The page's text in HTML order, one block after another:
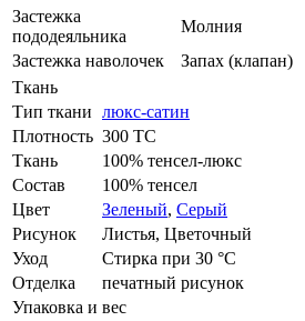
Застежка
пододеяльника
Молния
Застежка наволочек
Запах (клапан)
Ткань
Тип ткани люкс-сатин
Плотность 300 ТС
Ткань
100% тенсел-люкс
Состав
100% тенсел
Цвет
Зеленый, Серый
Рисунок
Листья, Цветочный
Уход
Стирка при 30 °С
Отделка
печатный рисунок
Упаковка и вес